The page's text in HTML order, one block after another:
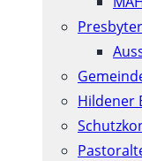
Hildener